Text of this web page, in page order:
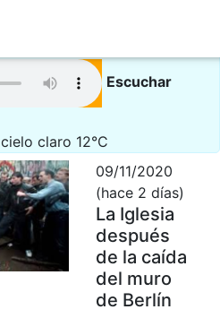
Escuchar
cielo claro 12°C
09/11/2020
(hace 2 días)
La Iglesia
después
de la caída
del muro
de Berlín